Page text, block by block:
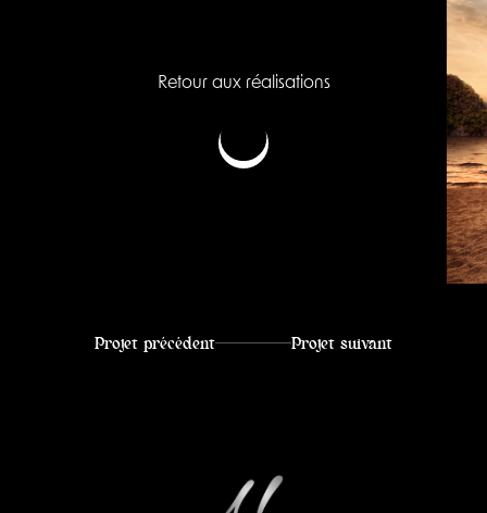
Retour aux réalisations
Projet précédent Projet suivant